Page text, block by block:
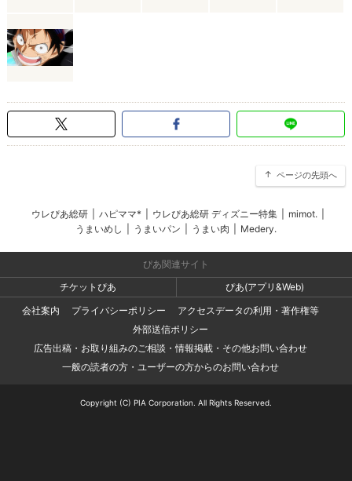
ページの先頭へ
ウレぴあ総研 ハピママ* ウレぴあ総研 ディズニー特集 mimot.
うまいめし
うまいパン うまい肉 Medery.
ぴあ関連サイト
チケットぴあ
ぴあ(アプリ&Web)
会社案内
プライバシーポリシー
アクセスデータの利用・著作権等
外部送信ポリシー
広告出稿・お取り組みのご相談・情報掲載・その他お問い合わせ
一般の読者の方・ユーザーの方からのお問い合わせ
Copyright (C) PIA Corporation. All Rights Reserved.